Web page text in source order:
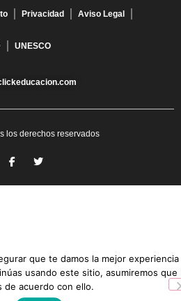
Privacidad Aviso Legal
UNESCO
los derechos reservados
que te damos la mejor experiencia
usando este sitio, asumiremos que
de acuerdo con ello.